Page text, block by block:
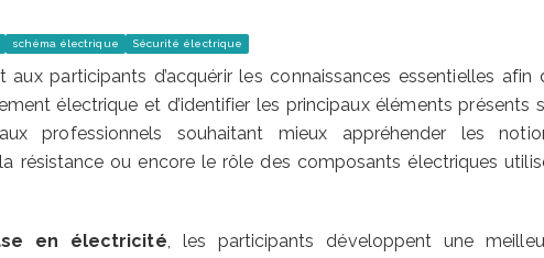
schéma électrique Sécurité électrique
aux participants d’acquérir les connaissances essentielles afin
électrique et d’identifier les principaux éléments présents
professionnels souhaitant mieux appréhender les
résistance ou encore le rôle des composants électriques
en électricité, les participants développent une